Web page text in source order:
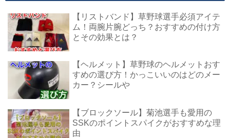
【リストバンド】草野球選手必須アイテ
ム！両腕片腕どっち？おすすめの付け方
とその効果とは？
【ヘルメット】草野球のヘルメットおす
すめの選び方！かっこいいのはどのメー
カー？シールや
【ブロックソール】菊池選手も愛用の
SSKのポイントスパイクがおすすめな理
由